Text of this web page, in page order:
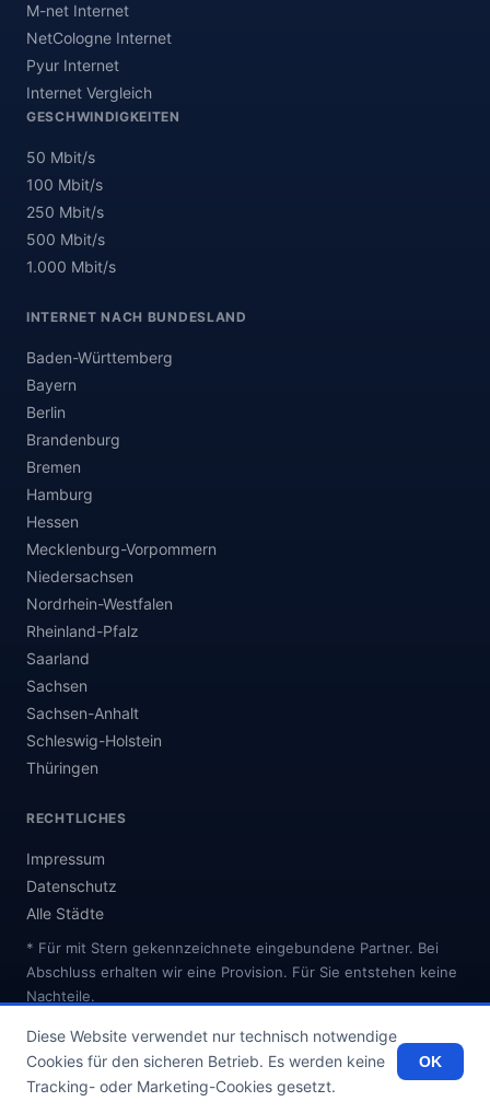
M-net Internet
NetCologne Internet
Pyur Internet
Internet Vergleich
GESCHWINDIGKEITEN
50 Mbit/s
100 Mbit/s
250 Mbit/s
500 Mbit/s
1.000 Mbit/s
INTERNET NACH BUNDESLAND
Baden-Württemberg
Bayern
Berlin
Brandenburg
Bremen
Hamburg
Hessen
Mecklenburg-Vorpommern
Niedersachsen
Nordrhein-Westfalen
Rheinland-Pfalz
Saarland
Sachsen
Sachsen-Anhalt
Schleswig-Holstein
Thüringen
RECHTLICHES
Impressum
Datenschutz
Alle Städte
* Für mit Stern gekennzeichnete eingebundene Partner. Bei
Abschluss erhalten wir eine Provision. Für Sie entstehen keine
Nachteile.
© 2026 internetanbieter.online
Diese Website verwendet nur technisch notwendige
Cookies für den sicheren Betrieb. Es werden keine
Tracking- oder Marketing-Cookies gesetzt.
OK